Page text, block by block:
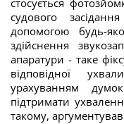
стосується
судового
допомогою будь-
здійснення
апаратури - таке
відповідної
урахуванням
підтримати
такому,